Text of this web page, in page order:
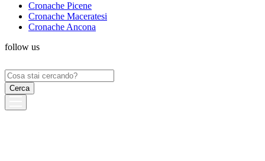
Cronache Picene
Cronache Maceratesi
Cronache Ancona
follow us
Ricerca
per: